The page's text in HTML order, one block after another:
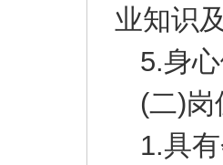
业知识
5.身
(二)
1.具